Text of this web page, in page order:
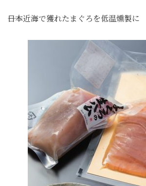
――日本近海で獲れたまぐろを低温燻製に